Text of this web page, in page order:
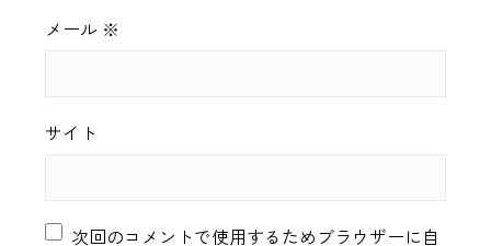
メール ※
サイト
次回のコメントで使用するためブラウザーに自